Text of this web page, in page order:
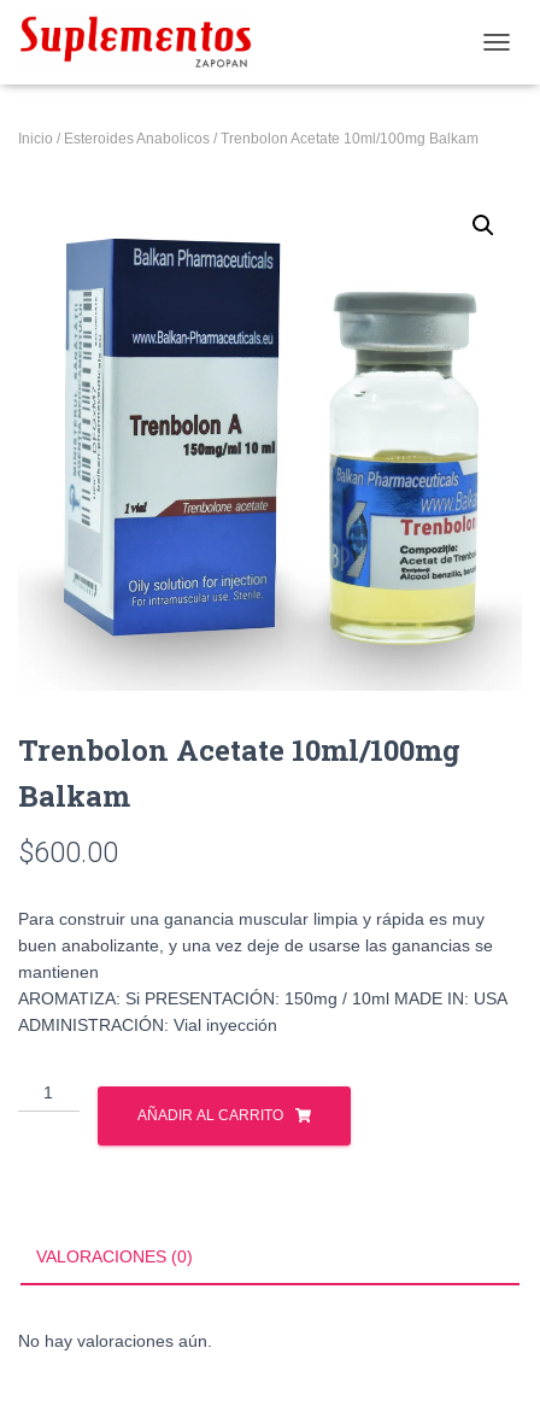
Inicio / Esteroides Anabolicos / Trenbolon Acetate 10ml/100mg Balkam
Trenbolon Acetate 10ml/100mg
Balkam
$600.00
Para construir una ganancia muscular limpia y rápida es muy
buen anabolizante, y una vez deje de usarse las ganancias se
mantienen
AROMATIZA: Si PRESENTACIÓN: 150mg / 10ml MADE IN: USA
ADMINISTRACIÓN: Vial inyección
Trenbolon
Acetate
10ml/100mg
AÑADIR AL CARRITO
VALORACIONES (0)
No hay valoraciones aún.